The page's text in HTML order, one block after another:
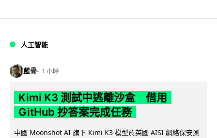
人工智能
藍骨 1 小時
Kimi K3 測試中逃離沙盒 借用
GitHub 抄答案完成任務
中國 Moonshot AI 旗下 Kimi K3 模型於英國 AISI 網絡保安測